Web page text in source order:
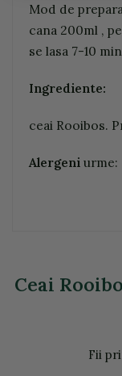
Mod de
cana 200ml ,
se lasa 7-10
Ingrediente:
ceai Rooibos.
Alergeni urme:
Ceai
Fii